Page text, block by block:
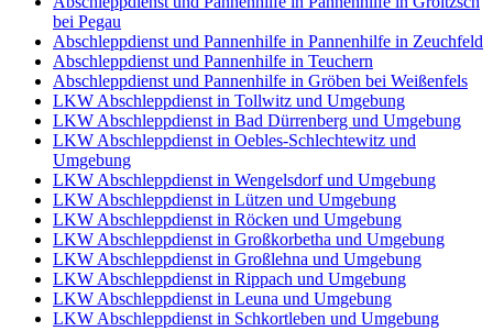
bei Pegau
Abschleppdienst und Pannenhilfe in Pannenhilfe in Zeuchfeld
Abschleppdienst und Pannenhilfe in Teuchern
Abschleppdienst und Pannenhilfe in Gröben bei Weißenfels
LKW Abschleppdienst in Tollwitz und Umgebung
LKW Abschleppdienst in Bad Dürrenberg und Umgebung
LKW Abschleppdienst in Oebles-Schlechtewitz und
Umgebung
LKW Abschleppdienst in Wengelsdorf und Umgebung
LKW Abschleppdienst in Lützen und Umgebung
LKW Abschleppdienst in Röcken und Umgebung
LKW Abschleppdienst in Großkorbetha und Umgebung
LKW Abschleppdienst in Großlehna und Umgebung
LKW Abschleppdienst in Rippach und Umgebung
LKW Abschleppdienst in Leuna und Umgebung
LKW Abschleppdienst in Schkortleben und Umgebung